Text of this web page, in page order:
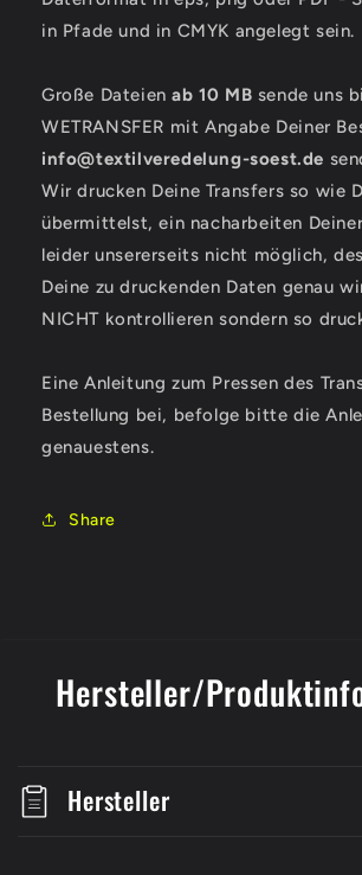
in Pfade und in CMYK angelegt sein.
Große Dateien ab 10 MB sende uns
WETRANSFER mit Angabe Deiner
info@textilveredelung-soest.de
Wir drucken Deine Transfers so wie
übermittelst, ein nacharbeiten
leider unsererseits nicht möglich,
Deine zu druckenden Daten genau
NICHT kontrollieren sondern so
Eine Anleitung zum Pressen des
Bestellung bei, befolge bitte die
genauestens.
Share
Hersteller/
Hersteller